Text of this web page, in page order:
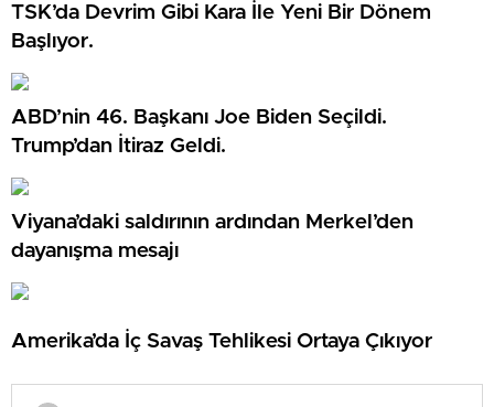
TSK’da Devrim Gibi Kara İle Yeni Bir Dönem
Başlıyor.
ABD’nin 46. Başkanı Joe Biden Seçildi.
Trump’dan İtiraz Geldi.
Viyana’daki saldırının ardından Merkel’den
dayanışma mesajı
Amerika’da İç Savaş Tehlikesi Ortaya Çıkıyor